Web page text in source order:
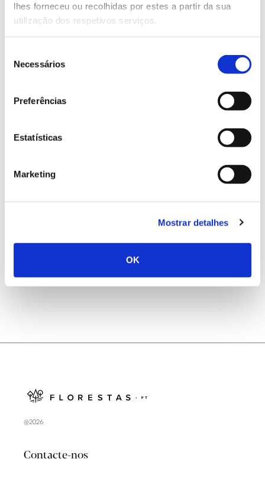
lhes forneceu ou recolhidas por estes a partir da sua
utilização dos respetivos serviços.
Necessários
Preferências
Estatísticas
Marketing
Mostrar detalhes
OK
13.07.2026
Genoma do priolo e de outras espécies em risco:
Registar galhas de Trichi em acácia-das-espigas:
no verão 2026
@2026
Contacte-nos